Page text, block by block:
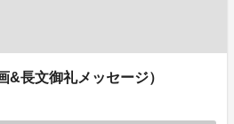
&長文御礼メッセージ）